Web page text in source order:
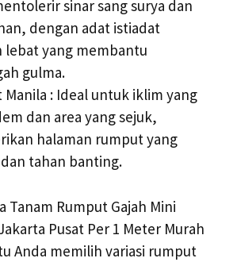
sinar sang surya dan
dengan adat istiadat
lebat yang membantu
gulma.
Manila : Ideal untuk iklim yang
dan area yang sejuk,
halaman rumput yang
tahan banting.
Tanam Rumput Gajah Mini
Pusat Per 1 Meter Murah
Anda memilih variasi rumput